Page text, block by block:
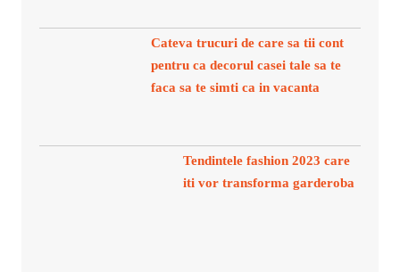
Cateva trucuri de care sa tii cont
pentru ca decorul casei tale sa te
faca sa te simti ca in vacanta
Tendintele fashion 2023 care
iti vor transforma garderoba